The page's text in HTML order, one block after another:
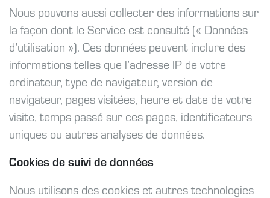
Nous pouvons aussi collecter des informations sur
la façon dont le Service est consulté (« Données
d’utilisation »). Ces données peuvent inclure des
informations telles que l’adresse IP de votre
ordinateur, type de navigateur, version de
navigateur, pages visitées, heure et date de votre
visite, temps passé sur ces pages, identificateurs
uniques ou autres analyses de données.
Cookies de suivi de données
Nous utilisons des cookies et autres technologies